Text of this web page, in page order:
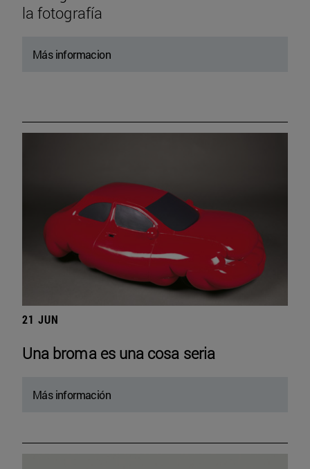
la fotografía
Más informacion
21 JUN
Una broma es una cosa seria
Más información